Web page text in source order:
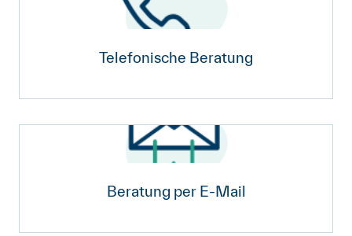
Telefonische Beratung
Beratung per E-Mail